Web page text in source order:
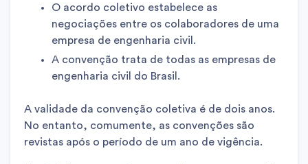
O acordo coletivo estabelece as
negociações entre os colaboradores de uma
empresa de engenharia civil.
A convenção trata de todas as empresas de
engenharia civil do Brasil.
A validade da convenção coletiva é de dois anos.
No entanto, comumente, as convenções são
revistas após o período de um ano de vigência.